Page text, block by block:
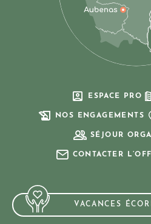
ESPACE PRO
NOS ENGAGEMENTS
SÉJOUR
CONTACTER
VACANCES